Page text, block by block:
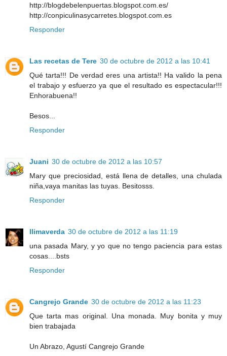
http://blogdebelenpuertas.blogspot.com.es/
http://conpiculinasycarretes.blogspot.com.es
Responder
Las recetas de Tere 30 de octubre de 2012 a las 10:41
Qué tarta!!! De verdad eres una artista!! Ha valido la pena
el trabajo y esfuerzo ya que el resultado es espectacular!!!
Enhorabuena!!
Besos...
Responder
Juani 30 de octubre de 2012 a las 10:57
Mary que preciosidad, está llena de detalles, una chulada
niña,vaya manitas las tuyas. Besitosss.
Responder
llimaverda 30 de octubre de 2012 a las 11:19
una pasada Mary, y yo que no tengo paciencia para estas
cosas....bsts
Responder
Cangrejo Grande 30 de octubre de 2012 a las 11:23
Que tarta mas original. Una monada. Muy bonita y muy
bien trabajada
Un Abrazo, Agustí Cangrejo Grande